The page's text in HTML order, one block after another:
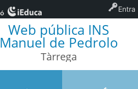
Web pública INS
Manuel de Pedrolo
Tàrrega
Entra